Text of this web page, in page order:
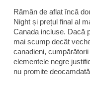
Rămân de aflat încă
Night și prețul final al
Canada incluse. Dacă
mai scump decât
canadieni,
elementele negre
nu promite